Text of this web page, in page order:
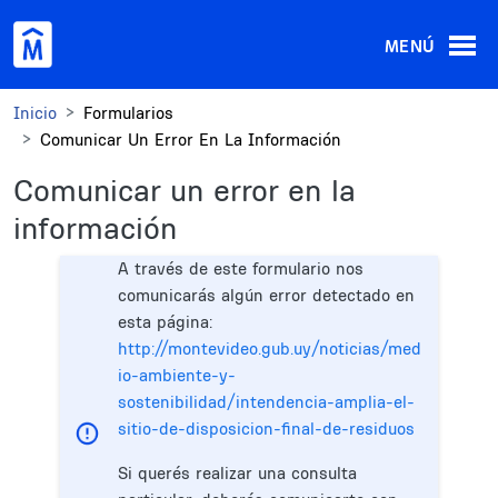
MENÚ
Inicio
Formularios
Comunicar Un Error En La Información
Comunicar un error en la
información
A través de este formulario nos
comunicarás algún error detectado en
esta página:
http://montevideo.gub.uy/noticias/med
io-ambiente-y-
sostenibilidad/intendencia-amplia-el-
sitio-de-disposicion-final-de-residuos
Si querés realizar una consulta